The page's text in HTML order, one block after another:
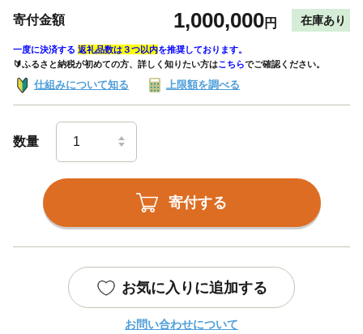
寄付金額 1,000,000円 在庫あり
一度に決済する 返礼品数は３つ以内を推奨しております。
🔰ふるさと納税が初めての方、詳しく知りたい方はこちらでご確認ください。
仕組みについて知る 上限額を調べる
数量
寄付する
お気に入りに追加する
お問い合わせについて